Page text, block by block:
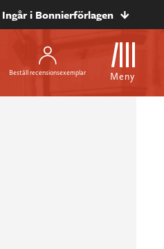
Ingår i Bonnierförlagen
Beställ recensionsexemplar Meny